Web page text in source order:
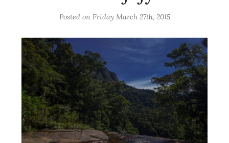
Posted on Friday March 27th, 2015